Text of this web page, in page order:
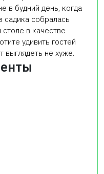
в будний день, когда
садика собралась
в качестве
удивить гостей
выглядеть не хуже.